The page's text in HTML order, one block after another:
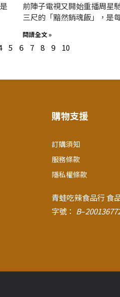
前陣子電視又開始重播周星
三尺的「黯然銷魂飯」，是
閱讀全文 »
5 6 7 8 9 10
購物支援
訂購須知
服務條款
隱私權條款
青蛙吃辣食品行食
字號： B–